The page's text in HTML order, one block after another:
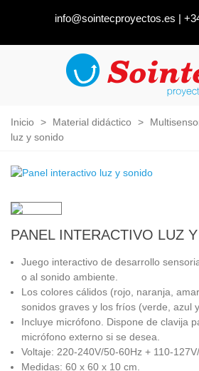
info@sointecproyectos.es |
Inicio > Material didáctico >
luz y sonido
PANEL INTERACTIVO LUZ
Juego interactivo de desarrollo
o al sonido ambiente.
Los colores cálidos (rojo, naranja,
sonidos graves y los fríos (verde, azul
Incluye micrófono. Dispone de clavija
micrófono externo si se desea.
Voltaje: 220-240V/50-60Hz + 110-
Medidas: 60 x 60 x 10 cm.